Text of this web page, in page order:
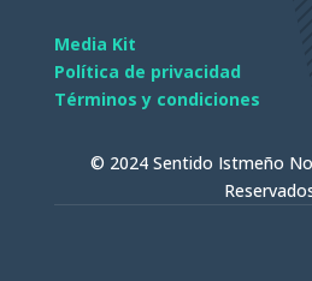
Media Kit
Política de privacidad
Términos y condiciones
© 2024 Sentido Istmeño